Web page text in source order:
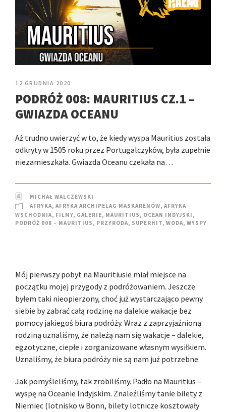
12 GRUDNIA 2020
PODRÓŻ 008: MAURITIUS CZ.1 –
GWIAZDA OCEANU
Aż trudno uwierzyć w to, że kiedy wyspa Mauritius została
odkryty w 1505 roku przez Portugalczyków, była zupełnie
niezamieszkała. Gwiazda Oceanu czekała na…
MICHAŁ WALCZEWSKI
AFRYKA, AFRYKA ARCHIPELAG MASKARENÓW, AFRYKA
WSCHODNIA, FILMY, GALERIE, MAURITIUS , OCEAN INDYJSKI ,
PODRÓŻ 008 – MAURITIUS , PRZYRODA, SUPERHIT, WODA, WYSPY
Mój pierwszy pobyt na Mauritiusie miał miejsce na
początku mojej przygody z podróżowaniem. Jeszcze
byłem taki nieopierzony, choć już wystarczająco pewny
siebie by zabrać całą rodzinę na dalekie wakacje bez
pomocy jakiegoś biura podróży. Wraz z zaprzyjaźnioną
rodziną uznaliśmy, że należą nam się wakacje – dalekie,
egzotyczne, ciepłe i zorganizowane własnym wysiłkiem.
Uznaliśmy, że biura podróży nie są nam już potrzebne.
Jak pomyśleliśmy, tak zrobiliśmy. Padło na Mauritius –
wyspę na Oceanie Indyjskim. Znaleźliśmy tanie bilety z
Niemiec (lotnisko w Bonn, bilety lotnicze kosztowały